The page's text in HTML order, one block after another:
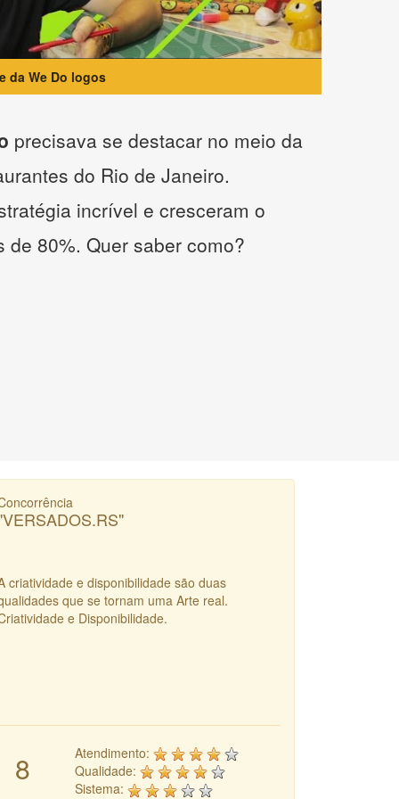
da We Do logos
precisava se destacar no meio da
do Rio de Janeiro.
incrível e cresceram o
de 80%. Quer saber como?
criatividade e disponibilidade são duas
que se tornam uma Arte real.
e Disponibilidade.
8
Atendimento:
Qualidade:
Sistema: